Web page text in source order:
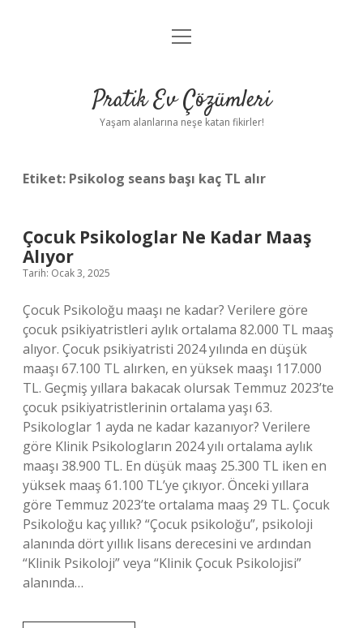
Anasayfa
Yasal Uyarı
menüyü
Pratik Ev Çözümleri
Yaşam alanlarına neşe katan fikirler!
Etiket: Psikolog seans başı kaç TL alır
Çocuk Psikologlar Ne Kadar Maaş
Alıyor
Tarih: Ocak 3, 2025
Çocuk Psikoloğu maaşı ne kadar? Verilere göre
çocuk psikiyatristleri aylık ortalama 82.000 TL maaş
alıyor. Çocuk psikiyatristi 2024 yılında en düşük
maaşı 67.100 TL alırken, en yüksek maaşı 117.000
TL. Geçmiş yıllara bakacak olursak Temmuz 2023’te
çocuk psikiyatristlerinin ortalama yaşı 63.
Psikologlar 1 ayda ne kadar kazanıyor? Verilere
göre Klinik Psikologların 2024 yılı ortalama aylık
maaşı 38.900 TL. En düşük maaş 25.300 TL iken en
yüksek maaş 61.100 TL’ye çıkıyor. Önceki yıllara
göre Temmuz 2023’te ortalama maaş 29 TL. Çocuk
Psikoloğu kaç yıllık? “Çocuk psikoloğu”, psikoloji
alanında dört yıllık lisans derecesini ve ardından
“Klinik Psikoloji” veya “Klinik Çocuk Psikolojisi”
alanında…